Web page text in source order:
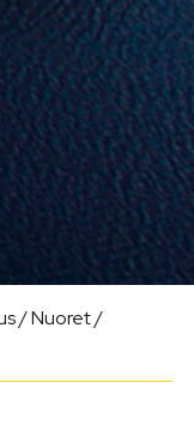
/Nuoret/